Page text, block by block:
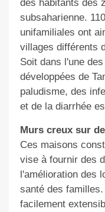
des habitants des
subsaharienne.
unifamiliales ont
villages différents
Soit dans l'une
développées de
paludisme, des
et de la diarrhée
Murs creux sur
Ces maisons
vise à fournir des
l'amélioration des
santé des
facilement